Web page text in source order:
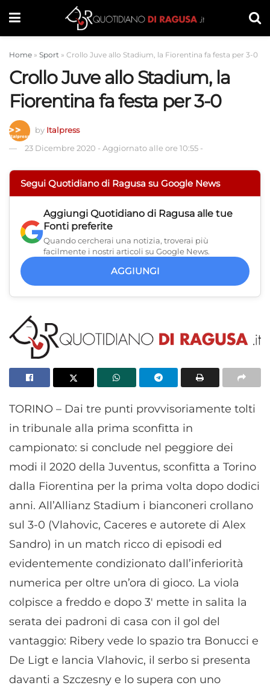
Home » Sport » Crollo Juve allo Stadium, la Fiorentina fa festa per 3-0
Crollo Juve allo Stadium, la
Fiorentina fa festa per 3-0
by Italpress
23 Dicembre 2020 - Aggiornato alle ore 10:55 -
Segui Quotidiano di Ragusa su Google News
Aggiungi Quotidiano di Ragusa alle tue
Fonti preferite
Quando cercherai una notizia, troverai più
facilmente i nostri articoli su Google News.
AGGIUNGI
TORINO – Dai tre punti provvisoriamente tolti
in tribunale alla prima sconfitta in
campionato: si conclude nel peggiore dei
modi il 2020 della Juventus, sconfitta a Torino
dalla Fiorentina per la prima volta dopo dodici
anni. All’Allianz Stadium i bianconeri crollano
sul 3-0 (Vlahovic, Caceres e autorete di Alex
Sandro) in un match ricco di episodi ed
evidentemente condizionato dall’inferiorità
numerica per oltre un’ora di gioco. La viola
colpisce a freddo e dopo 3′ mette in salita la
serata dei padroni di casa con il gol del
vantaggio: Ribery vede lo spazio tra Bonucci e
De Ligt e lancia Vlahovic, il serbo si presenta
davanti a Szczesny e lo supera con uno